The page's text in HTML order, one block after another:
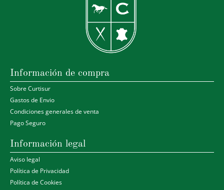
Información de compra
Sobre Curtisur
Gastos de Envio
Condiciones generales de venta
Pago Seguro
Información legal
Aviso legal
Política de Privacidad
Política de Cookies